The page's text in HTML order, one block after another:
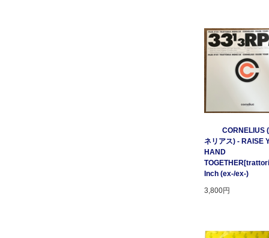
CORNELIUS
ネリアス) - RAISE
HAND
Inch (ex-/ex-)
3,800円